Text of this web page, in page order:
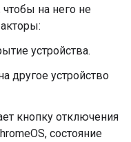
на него не
устройства.
другое устройство
кнопку отключения
состояние